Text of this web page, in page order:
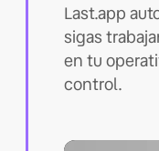
Last.app
sigas
en tu
control.